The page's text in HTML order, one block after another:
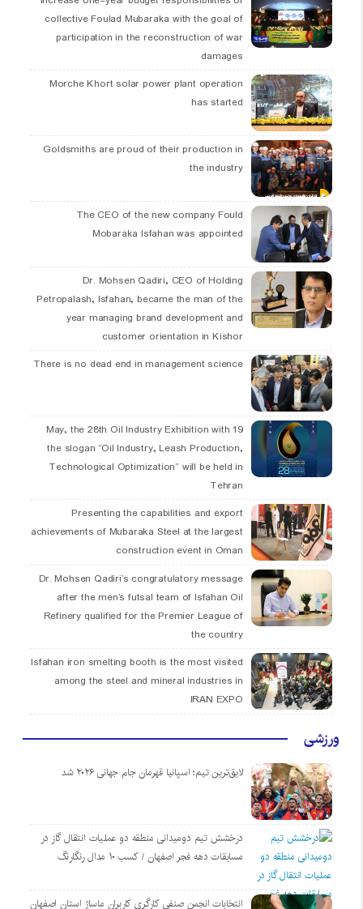
collective Foulad Mubaraka with the goal of
participation in the reconstruction of war
damages
Morche Khort solar power plant operation
has started
Goldsmiths are proud of their production in
the industry
The CEO of the new company Fould
Mobaraka Isfahan was appointed
Dr. Mohsen Qadiri, CEO of Holding
Petropalash, Isfahan, became the man of the
year managing brand development and
customer orientation in Kishor
There is no dead end in management science
19 May, the 28th Oil Industry Exhibition with
the slogan “Oil Industry, Leash Production,
Technological Optimization” will be held in
Tehran
Presenting the capabilities and export
achievements of Mubaraka Steel at the largest
construction event in Oman
Dr. Mohsen Qadiri’s congratulatory message
after the men’s futsal team of Isfahan Oil
Refinery qualified for the Premier League of
the country
Isfahan iron smelting booth is the most visited
among the steel and mineral industries in
IRAN EXPO
ورزشی
لایق‌ترین تیم؛ اسپانیا قهرمان جام جهانی ۲۰۲۶ شد
درخشش تیم دومیدانی منطقه دو عملیات انتقال گاز در
مسابقات دهه فجر اصفهان / کسب ۱۰ مدال رنگارنگ
انتخابات انجمن صنفی کارگری کاربران ماساژ استان اصفهان